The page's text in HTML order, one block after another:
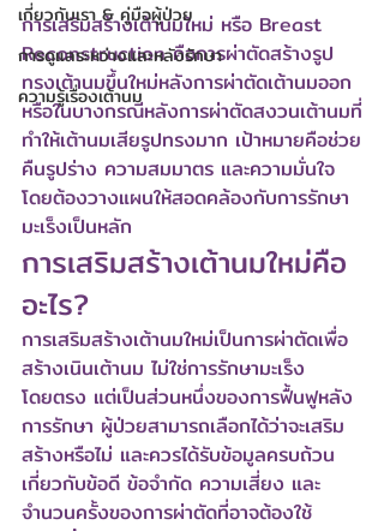
เกี่ยวกับเรา & คู่มือผู้ป่วย
การดูแลระหว่างและหลังรักษา
ความรู้เรื่องเต้านม
การเสริมสร้างเต้านมใหม่ หรือ Breast
Reconstruction คือการผ่าตัดสร้างรูป
ทรงเต้านมขึ้นใหม่หลังการผ่าตัดเต้านมออก
หรือในบางกรณีหลังการผ่าตัดสงวนเต้านมที่
ทำให้เต้านมเสียรูปทรงมาก เป้าหมายคือช่วย
คืนรูปร่าง ความสมมาตร และความมั่นใจ
โดยต้องวางแผนให้สอดคล้องกับการรักษา
มะเร็งเป็นหลัก
การเสริมสร้างเต้านมใหม่คือ
อะไร?
การเสริมสร้างเต้านมใหม่เป็นการผ่าตัดเพื่อ
สร้างเนินเต้านม ไม่ใช่การรักษามะเร็ง
โดยตรง แต่เป็นส่วนหนึ่งของการฟื้นฟูหลัง
การรักษา ผู้ป่วยสามารถเลือกได้ว่าจะเสริม
สร้างหรือไม่ และควรได้รับข้อมูลครบถ้วน
เกี่ยวกับข้อดี ข้อจำกัด ความเสี่ยง และ
จำนวนครั้งของการผ่าตัดที่อาจต้องใช้